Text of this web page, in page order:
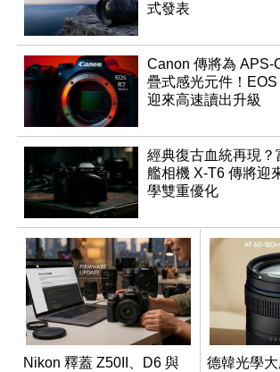
式發表
Canon 傳將為 APS-
疊式感光元件！
迎來高速讀出升級
經典復古血統再現？
艦相機 X-T6 傳將迎
學雙重優化
Nikon 釋蓋 Z50II、D6 與
德韓光學大